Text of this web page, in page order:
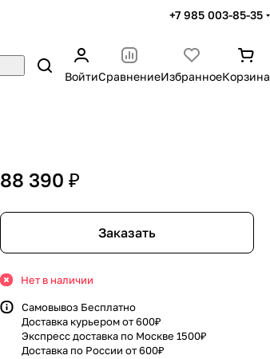
+7 985 003-85-35
ВойтиСравнениеИзбранноеКорзина
88 390 ₽
Заказать
Нет в наличии
Самовывоз Бесплатно
Доставка курьером от 600₽
Экспресс доставка по Москве 1500₽
Доставка по России от 600₽